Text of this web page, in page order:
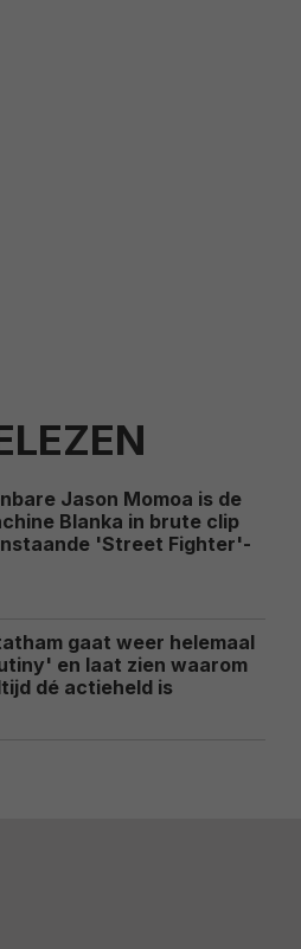
Jason Momoa is de
Blanka in brute clip
'Street Fighter'-
gaat weer helemaal
en laat zien waarom
dé actieheld is